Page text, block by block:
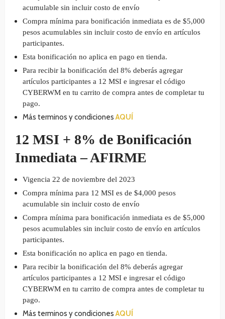
acumulable sin incluir costo de envío
Compra mínima para bonificación inmediata es de $5,000
pesos acumulables sin incluir costo de envío en artículos
participantes.
Esta bonificación no aplica en pago en tienda.
Para recibir la bonificación del 8% deberás agregar
artículos participantes a 12 MSI e ingresar el código
CYBERWM en tu carrito de compra antes de completar tu
pago.
Más terminos y condicionesAQUÍ
12 MSI + 8% de Bonificación
Inmediata – AFIRME
Vigencia 22 de noviembre del 2023
Compra mínima para 12 MSI es de $4,000 pesos
acumulable sin incluir costo de envío
Compra mínima para bonificación inmediata es de $5,000
pesos acumulables sin incluir costo de envío en artículos
participantes.
Esta bonificación no aplica en pago en tienda.
Para recibir la bonificación del 8% deberás agregar
artículos participantes a 12 MSI e ingresar el código
CYBERWM en tu carrito de compra antes de completar tu
pago.
Más terminos y condicionesAQUÍ